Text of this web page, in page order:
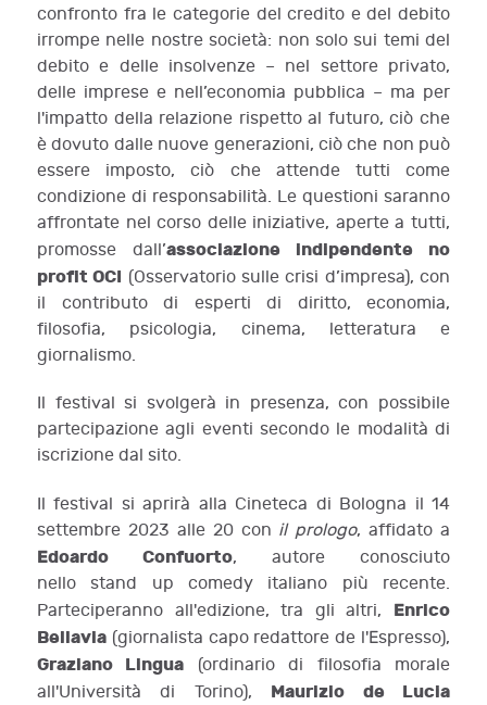
confronto fra le categorie del credito e del debito
irrompe nelle nostre società: non solo sui temi del
debito e delle insolvenze – nel settore privato,
delle imprese e nell’economia pubblica – ma per
l'impatto della relazione rispetto al futuro, ciò che
è dovuto dalle nuove generazioni, ciò che non può
essere imposto, ciò che attende tutti come
condizione di responsabilità. Le questioni saranno
affrontate nel corso delle iniziative, aperte a tutti,
promosse dall’associazione indipendente no
profit OCI (Osservatorio sulle crisi d’impresa), con
il contributo di esperti di diritto, economia,
filosofia, psicologia, cinema, letteratura e
giornalismo.
Il festival si svolgerà in presenza, con possibile
partecipazione agli eventi secondo le modalità di
iscrizione dal sito.
Il festival si aprirà alla Cineteca di Bologna il 14
settembre 2023 alle 20 con il prologo, affidato a
Edoardo Confuorto, autore conosciuto
nello stand up comedy italiano più recente.
Parteciperanno all'edizione, tra gli altri, Enrico
Bellavia (giornalista capo redattore de l'Espresso),
Graziano Lingua (ordinario di filosofia morale
all'Università di Torino), Maurizio de Lucia